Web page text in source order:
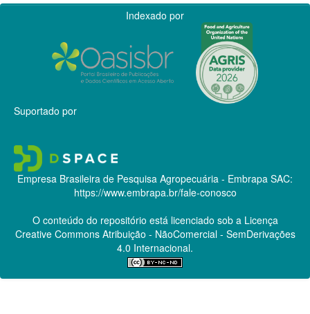
Indexado por
Suportado por
Empresa Brasileira de Pesquisa Agropecuária - Embrapa SAC:
https://www.embrapa.br/fale-conosco
O conteúdo do repositório está licenciado sob a Licença
Creative CommonsAtribuição - NãoComercial - SemDerivações
4.0 Internacional.